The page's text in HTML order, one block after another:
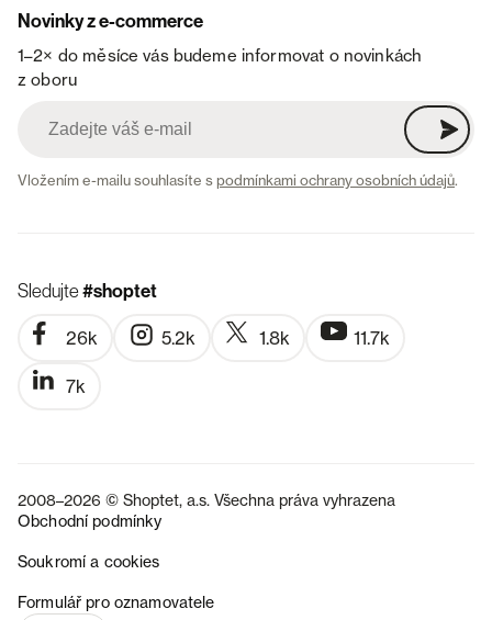
Novinky z e-commerce
1–2× do měsíce vás budeme informovat o novinkách
z oboru
Vložením e-mailu souhlasíte spodmínkami ochrany osobních údajů.
Sledujte#shoptet
26k 5.2k 1.8k 11.7k
7k
2008–2026 © Shoptet, a.s. Všechna práva vyhrazena
Obchodní podmínky
Soukromí a cookies
Formulář pro oznamovatele